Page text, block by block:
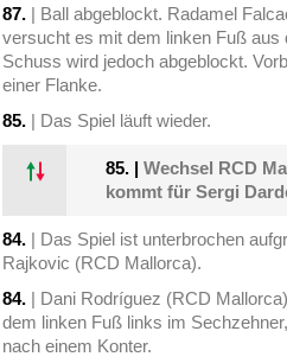
87. | Ball abgeblockt. Radamel
versucht es mit dem linken Fuß aus
Schuss wird jedoch abgeblockt.
einer Flanke.
85. | Das Spiel läuft wieder.
85. |Wechsel RCD
kommt für Sergi
84. | Das Spiel ist unterbrochen
Rajkovic (RCD Mallorca).
84. | Dani Rodríguez (RCD
dem linken Fuß links im
nach einem Konter.